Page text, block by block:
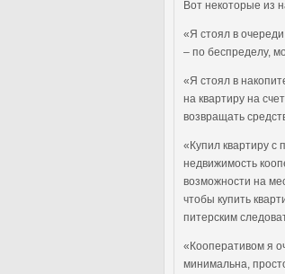
Вот некоторые из
«Я стоял в
– по беспределу,
«Я стоял в
на квартиру на
возвращать
«Купил квартиру с
недвижимость
возможности на
чтобы купить
питерским
«Кооперативом я
минимальна,